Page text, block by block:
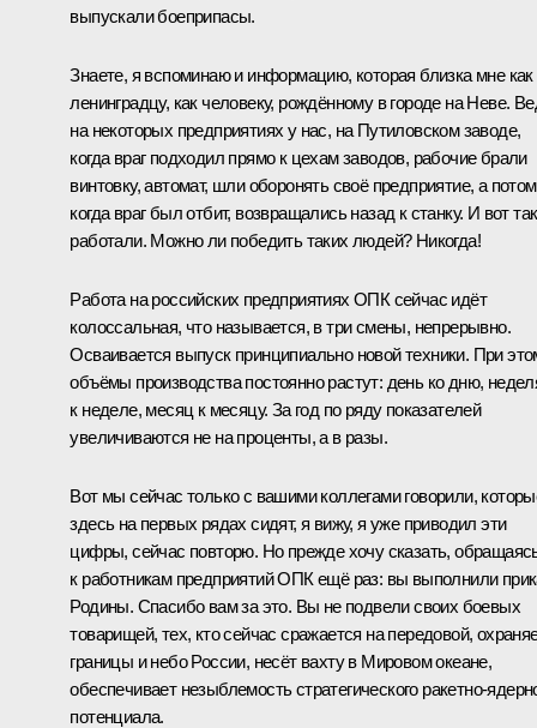
выпускали боеприпасы.
Знаете, я вспоминаю и информацию, которая близка мне как
ленинградцу, как человеку, рождённому в городе на Неве.
на некоторых предприятиях у нас, на Путиловском заводе,
когда враг подходил прямо к цехам заводов, рабочие брали
винтовку, автомат, шли оборонять своё предприятие, а
когда враг был отбит, возвращались назад к станку. И вот так
работали. Можно ли победить таких людей? Никогда!
Работа на российских предприятиях ОПК сейчас идёт
колоссальная, что называется, в три смены, непрерывно.
Осваивается выпуск принципиально новой техники. При
объёмы производства постоянно растут: день ко дню,
к неделе, месяц к месяцу. За год по ряду показателей
увеличиваются не на проценты, а в разы.
Вот мы сейчас только с вашими коллегами говорили,
здесь на первых рядах сидят, я вижу, я уже приводил эти
цифры, сейчас повторю. Но прежде хочу сказать,
к работникам предприятий ОПК ещё раз: вы выполнили
Родины. Спасибо вам за это. Вы не подвели своих боевых
товарищей, тех, кто сейчас сражается на передовой,
границы и небо России, несёт вахту в Мировом океане,
обеспечивает незыблемость стратегического ракетно-
потенциала.